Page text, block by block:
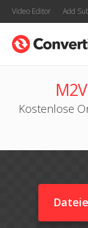
Video Editor Add
Kostenlose